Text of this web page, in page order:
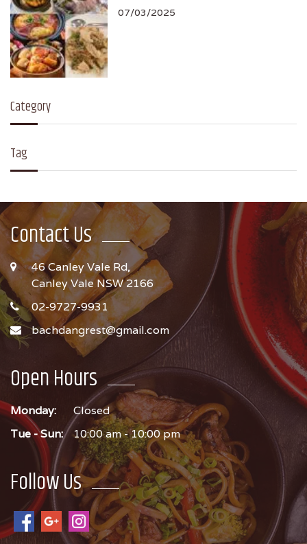
07/03/2025
Category
Tag
Contact Us
46 Canley Vale Rd,
Canley Vale NSW 2166
02-9727-9931
bachdangrest@gmail.com
Open Hours
Monday:
Closed
Tue - Sun:
10:00 am - 10:00 pm
Follow Us